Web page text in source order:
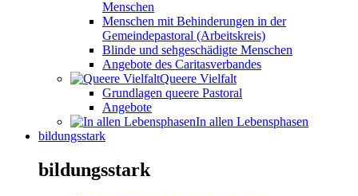
Menschen
Menschen mit Behinderungen in der
Gemeindepastoral (Arbeitskreis)
Blinde und sehgeschädigte Menschen
Angebote des Caritasverbandes
Queere Vielfalt
Grundlagen queere Pastoral
Angebote
In allen Lebensphasen
bildungsstark
bildungsstark